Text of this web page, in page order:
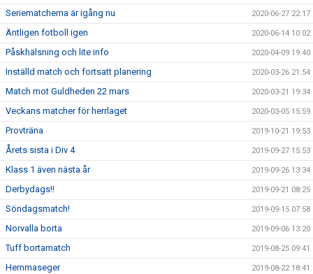
Seriematcherna är igång nu 2020-06-27 22:17
Äntligen fotboll igen 2020-06-14 10:02
Påskhälsning och lite info 2020-04-09 19:40
Inställd match och fortsatt planering 2020-03-26 21:54
Match mot Guldheden 22 mars 2020-03-21 19:34
Veckans matcher för herrlaget 2020-03-05 15:59
Provträna 2019-10-21 19:53
Årets sista i Div 4 2019-09-27 15:53
Klass 1 även nästa år 2019-09-26 13:34
Derbydags!! 2019-09-21 08:25
Söndagsmatch! 2019-09-15 07:58
Norvalla borta 2019-09-06 13:20
Tuff bortamatch 2019-08-25 09:41
Hemmaseger 2019-08-22 18:41